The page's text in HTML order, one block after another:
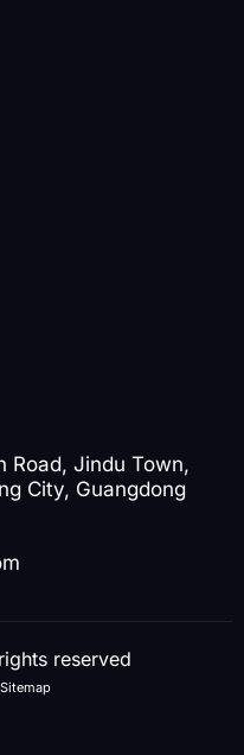
Road, Jindu Town,
City, Guangdong
reserved
Sitemap